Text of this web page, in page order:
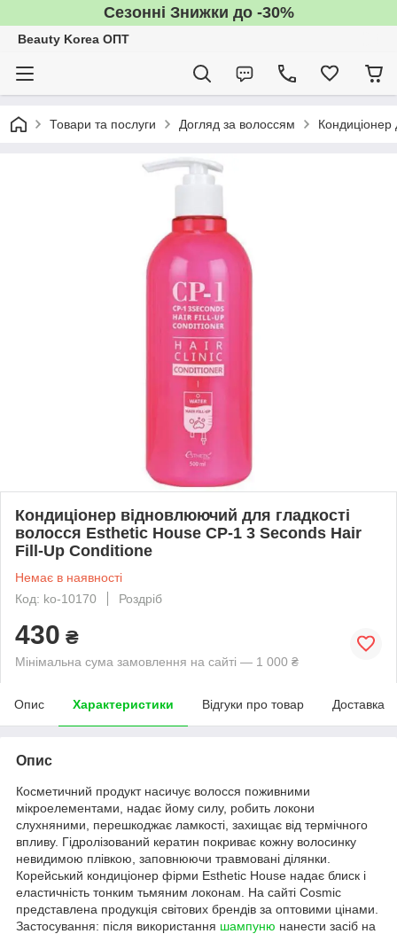
Сезонні Знижки до -30%
Beauty Korea ОПТ
Товари та послуги Догляд за волоссям Кондиціонер
Кондиціонер відновлюючий для гладкості
волосся Esthetic House CP-1 3 Seconds Hair
Fill-Up Conditione
Немає в наявності
Код: ko-10170
Роздріб
430 ₴
Мінімальна сума замовлення на сайті — 1 000 ₴
Опис Характеристики Відгуки про товар Доставка
Опис
Косметичний продукт насичує волосся поживними
мікроелементами, надає йому силу, робить локони
слухняними, перешкоджає ламкості, захищає від термічного
впливу. Гідролізований кератин покриває кожну волосинку
невидимою плівкою, заповнюючи травмовані ділянки.
Корейський кондиціонер фірми Esthetic House надає блиск і
еластичність тонким тьмяним локонам. На сайті Cosmic
представлена продукція світових брендів за оптовими цінами.
Застосування: після використання шампуню нанести засіб на